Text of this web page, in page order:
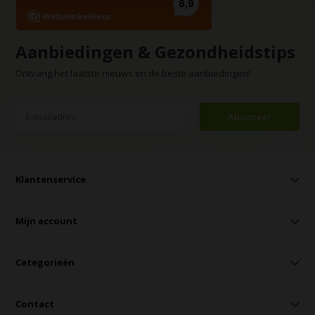
Aanbiedingen & Gezondheidstips
Ontvang het laatste nieuws en de beste aanbiedingen!
Abonneer
Klantenservice
Mijn account
Categorieën
Contact